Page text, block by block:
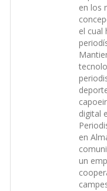
en los
el cual
digital
en
un